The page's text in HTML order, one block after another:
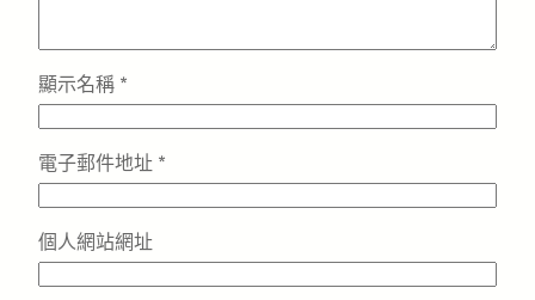
顯示名稱 *
電子郵件地址 *
個人網站網址